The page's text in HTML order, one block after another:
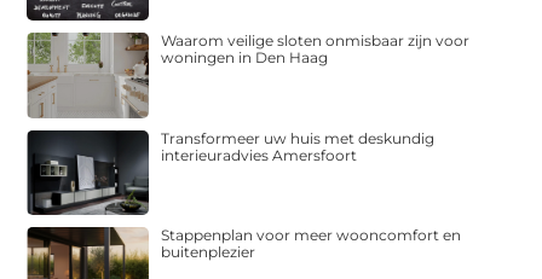
Waarom veilige sloten onmisbaar zijn voor
woningen in Den Haag
Transformeer uw huis met deskundig
interieuradvies Amersfoort
Stappenplan voor meer wooncomfort en
buitenplezier